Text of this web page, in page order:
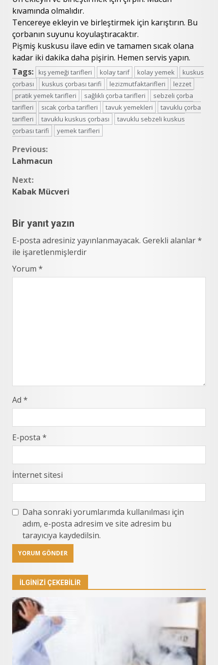
kıvamında olmalıdır.
Tencereye ekleyin ve birleştirmek için karıştırın. Bu
çorbanın suyunu koyulaştıracaktır.
Pişmiş kuskusu ilave edin ve tamamen sıcak olana
kadar iki dakika daha pişirin. Hemen servis yapın.
Tags:
kış yemeği tarifleri kolay tarif kolay yemek
kuskus
çorbası
kuskus çorbası tarifi lezizmutfaktarifleri
lezzet
pratik yemek tarifleri
sağlıklı çorba tarifleri
sebzeli çorba
tarifleri
sıcak çorba tarifleri tavuk yemekleri
tavuklu çorba
tarifleri
tavuklu kuskus çorbası
tavuklu sebzeli kuskus
çorbası tarifi
yemek tarifleri
Continue
Previous:
Lahmacun
Next:
Kabak Mücveri
Bir yanıt yazın
E-posta adresiniz yayınlanmayacak. Gerekli alanlar*
ile işaretlenmişlerdir
Yorum *
Ad *
E-posta *
İnternet sitesi
Daha sonraki yorumlarımda kullanılması için
adım, e-posta adresim ve site adresim bu
tarayıcıya kaydedilsin.
İLGINIZI ÇEKEBILIR